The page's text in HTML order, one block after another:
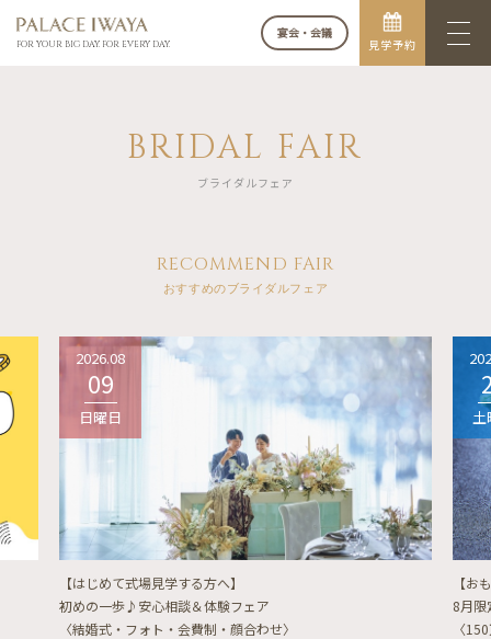
FOR YOUR BIG DAY. FOR EVERY DAY.
宴会・会議
見学予約
BRIDAL FAIR
ブライダルフェア
RECOMMEND FAIR
おすすめのブライダルフェア
2026.08
09
日曜日
【はじめて式場見学する方へ】
初めの一歩♪安心相談＆体験フェア
〈結婚式・フォト・会費制・顔合わせ〉
土
【お
8月限
〈